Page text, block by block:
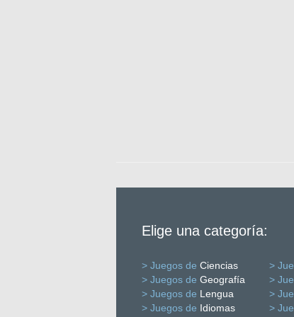
Elige una categoría:
> Juegos de Ciencias >
> Juegos de Geografía >
> Juegos de Lengua >
> Juegos de Idiomas >